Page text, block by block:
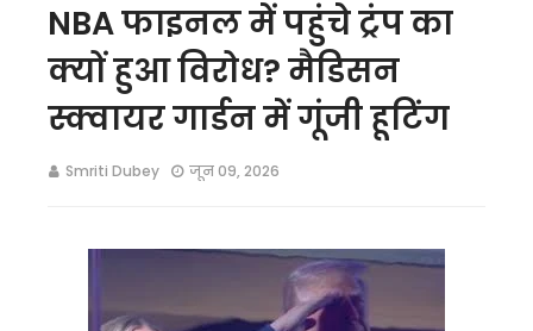
NBA फाइनल में पहुंचे ट्रंप का
क्यों हुआ विरोध? मैडिसन
स्क्वायर गार्डन में गूंजी हूटिंग
Smriti Dubey जून 09, 2026